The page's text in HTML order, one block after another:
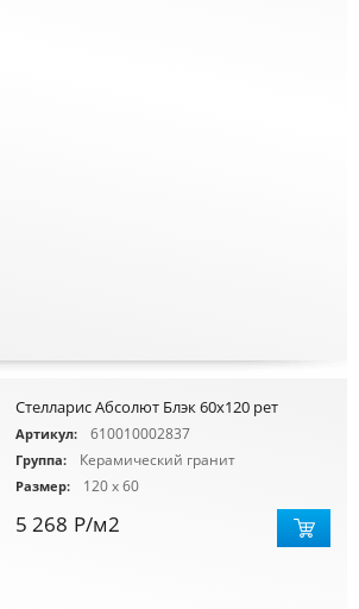
Стелларис Абсолют Блэк 60х120 рет
Артикул: 610010002837
Группа: Керамический гранит
Размер: 120 x 60
5 268 Р/м2